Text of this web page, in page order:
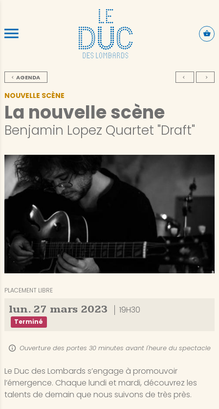
ALLER AU CONTENU PRINCIPAL
AGENDA
NOUVELLE SCÈNE
La nouvelle scène
Benjamin Lopez Quartet "Draft"
PLACEMENT LIBRE
lun. 27 mars 2023 19H30
Terminé
Ouverture des portes 30 minutes avant l'heure du spectacle
Le Duc des Lombards s’engage à promouvoir
l’émergence. Chaque lundi et mardi, découvrez les
talents de demain que nous suivons de très près.